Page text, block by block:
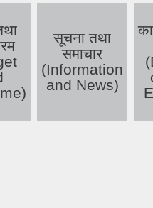
सूचना तथा
समाचार
(Information
and News)